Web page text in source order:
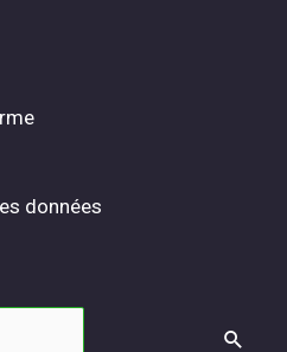
données